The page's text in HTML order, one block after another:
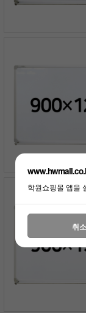
학원쇼핑몰 앱을
취소